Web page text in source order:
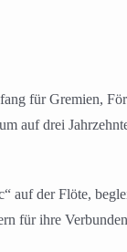
für Gremien,
auf drei
auf der Flöte,
für ihre